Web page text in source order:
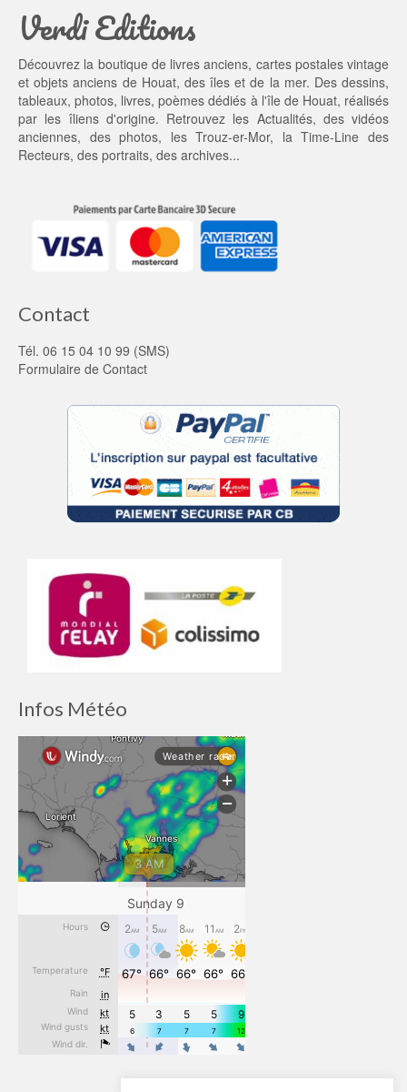
t :
0,
0
0 €.
Verdi Editions
Découvrez la boutique de livres anciens, cartes postales vintage
et objets anciens de Houat, des îles et de la mer. Des dessins,
tableaux, photos, livres, poèmes dédiés à l'île de Houat, réalisés
par les îliens d'origine. Retrouvez les Actualités, des vidéos
anciennes, desphotos, lesTrouz-er-Mor, laTime-Line des
Recteurs, des portraits, des archives...
Contact
Tél. 06 15 04 10 99 (SMS)
Formulaire de Contact
Infos Météo